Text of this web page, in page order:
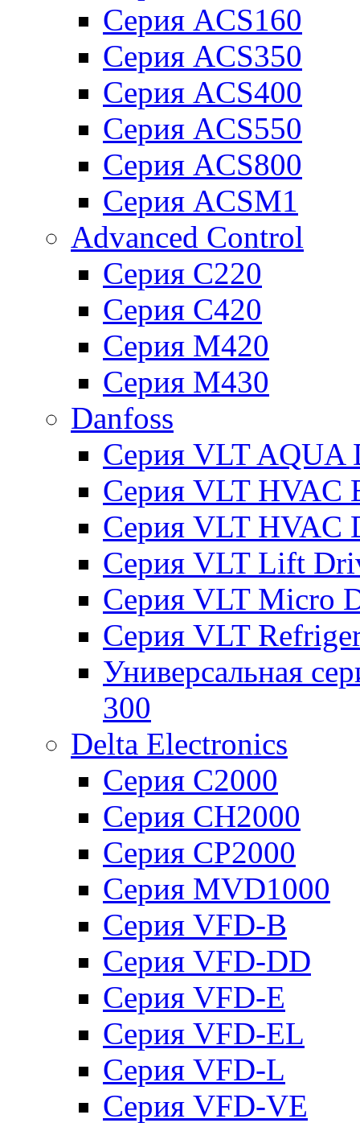
Серия ACS160
Серия ACS350
Серия ACS400
Серия ACS550
Серия ACS800
Серия ACSM1
Advanced Control
Серия C220
Серия C420
Серия M420
Серия M430
Danfoss
Серия VLT AQUA
Серия VLT HVAC
Серия VLT HVAC
Серия VLT Lift
Серия VLT Micro
Серия VLT
Универсальная
300
Delta Electronics
Серия C2000
Серия CH2000
Серия CP2000
Серия MVD1000
Серия VFD-B
Серия VFD-DD
Серия VFD-E
Серия VFD-EL
Серия VFD-L
Серия VFD-VE